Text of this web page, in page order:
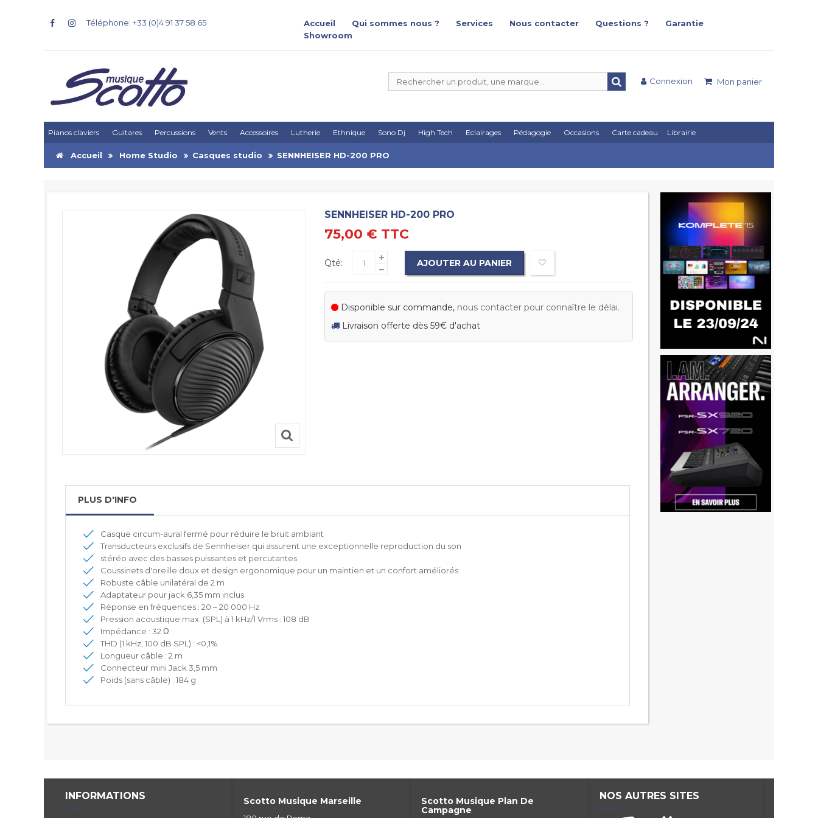
Téléphone: +33 (0)4 91 37 58 65 Accueil Qui sommes nous ? Services Nous contacter Questions ?
Garantie
Showroom
Mon panier
Connexion
Pianos claviers Guitares Percussions Vents Accessoires Lutherie Ethnique Sono Dj High Tech Eclairages Pédagogie Occasions Carte cadeau Librairie
Accueil Home Studio Casques studio SENNHEISER HD-200 PRO
SENNHEISER HD-200 PRO
75,00 € TTC
Qté: AJOUTER AU PANIER
Disponible sur commande, nous contacter pour connaître le délai.
Livraison offerte dès 59€ d'achat
PLUS D'INFO
Casque circum-aural fermé pour réduire le bruit ambiant
Transducteurs exclusifs de Sennheiser qui assurent une exceptionnelle reproduction du son
stéréo avec des basses puissantes et percutantes
Coussinets d'oreille doux et design ergonomique pour un maintien et un confort améliorés
Robuste câble unilatéral de 2 m
Adaptateur pour jack 6,35 mm inclus
Réponse en fréquences : 20 – 20 000 Hz
Pression acoustique max. (SPL) à 1 kHz/1 Vrms : 108 dB
Impédance : 32 Ω
THD (1 kHz, 100 dB SPL) : <0,1%
Longueur câble : 2 m
Connecteur mini Jack 3,5 mm
Poids (sans câble) : 184 g
INFORMATIONS Scotto Musique Marseille
Scotto Musique Plan De
Campagne
NOS AUTRES SITES